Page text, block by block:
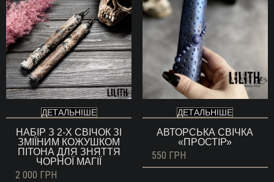
ДЕТАЛЬНІШЕ
НАБІР З 2-Х СВІЧОК ЗІ
ЗМІЇНИМ КОЖУШКОМ
ПІТОНА ДЛЯ ЗНЯТТЯ
ЧОРНОЇ МАГІЇ
2 000 ГРН
ДЕТАЛЬНІШЕ
АВТОРСЬКА СВІЧКА
«ПРОСТІР»
550 ГРН